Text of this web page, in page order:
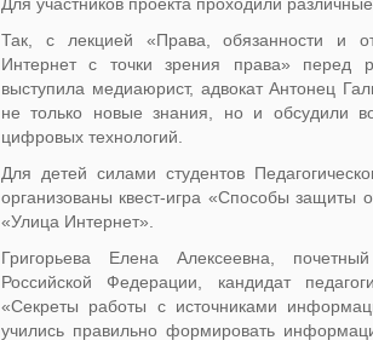
Для участников проекта проходили
Так, с лекцией «Права, обязанности и
Интернет с точки зрения права» перед
выступила медиаюрист, адвокат Антонец
не только новые знания, но и обсудили
цифровых технологий.
Для детей силами студентов
организованы квест-игра «Способы защиты
«Улица Интернет».
Григорьева Елена Алексеевна,
Российской Федерации, кандидат
«Секреты работы с источниками
учились правильно формировать